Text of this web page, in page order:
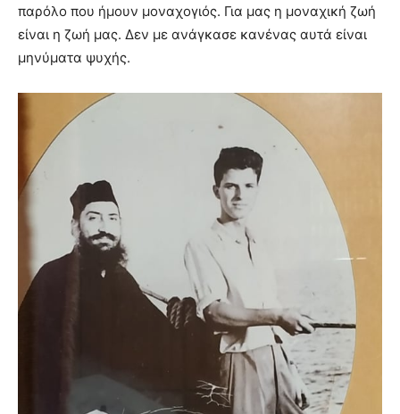
παρόλο που ήμουν μοναχογιός. Για μας η μοναχική ζωή
είναι η ζωή μας. Δεν με ανάγκασε κανένας αυτά είναι
μηνύματα ψυχής.